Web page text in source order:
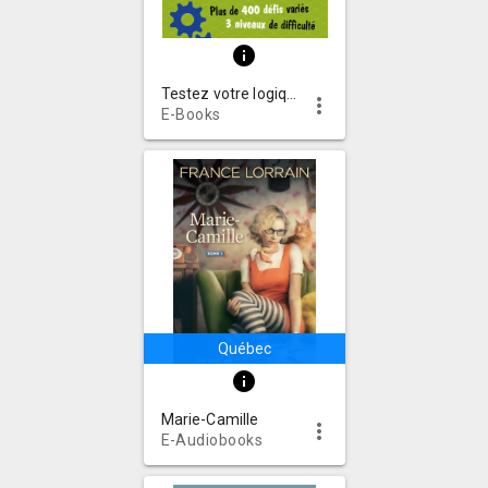
info
E-Books
more_vert
Québec
info
Marie-Camille
E-Audiobooks
more_vert